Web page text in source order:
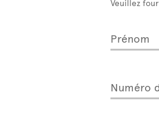
Veuillez
Prénom
Numéro